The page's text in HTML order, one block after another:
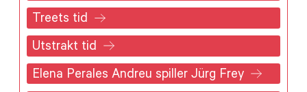
Treets tid
Utstrakt tid
Elena Perales Andreu spiller Jürg Frey